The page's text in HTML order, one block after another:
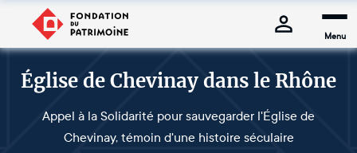
Menu
Église de Chevinay dans le Rhône
Appel à la Solidarité pour sauvegarder l'Église de
Chevinay, témoin d'une histoire séculaire